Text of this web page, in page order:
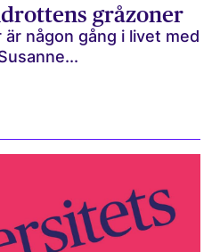
gråzoner
någon gång i livet med